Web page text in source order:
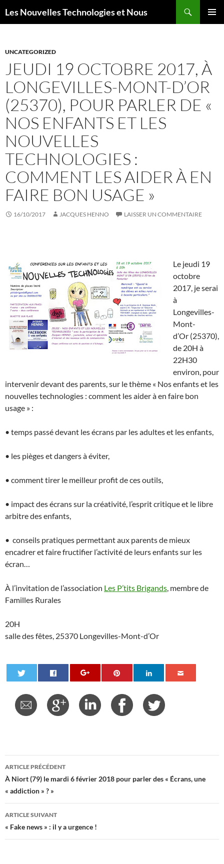
auLes Nouvelles Technologies et Nous
UNCATEGORIZED
JEUDI 19 OCTOBRE 2017, À
LONGEVILLES-MONT-D’OR
(25370), POUR PARLER DE «
NOS ENFANTS ET LES
NOUVELLES
TECHNOLOGIES :
COMMENT LES AIDER À EN
FAIRE BON USAGE »
16/10/2017 JACQUES HENNO LAISSER UN COMMENTAIRE
Le jeudi 19
octobre
2017, je serai
à
Longevilles-
Mont-
d’Or (25370),
de 20H à
22H30
environ, pour
intervenir devant des parents, sur le thème « Nos enfants et les
nouvelles technologies : comment les aider à en faire bon
usage » :
• temps passé devant les écrans par les adultes et les enfants,
• les pièges et dangers à éviter,
• comment tirer le meilleur profit de ces outils,
• impact des écrans sur la créativité, l’esprit critique et le libre
arbitre des enfants,
• conseils pratiques permettant aux parents de mieux
encadrer et faire fructifier l’activité de leurs enfants sur les
écran…
À l’invitation de l’association Les P’tits Brigands, membre de
Familles Rurales
20H
salle des fêtes, 25370 Longevilles-Mont-d’Or
Navigation
des
articles
ARTICLE PRÉCÉDENT
À Niort (79) le mardi 6 février 2018 pour parler des « Écrans, une
« addiction » ? »
ARTICLE SUIVANT
« Fake news » : il y a urgence !